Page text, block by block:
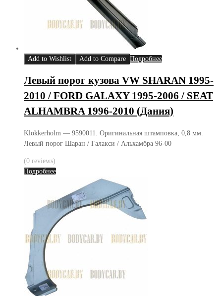
Add to Wishlist Add to Compare Подробнее
Левый порог кузова VW SHARAN 1995-
2010 / FORD GALAXY 1995-2006 / SEAT
ALHAMBRA 1996-2010 (Дания)
Klokkerholm — 9590011. Оригинальная штамповка, 0,8 мм.
Левый порог Шаран / Галакси / Альхамбра 96-00
(0 reviews)
Подробнее